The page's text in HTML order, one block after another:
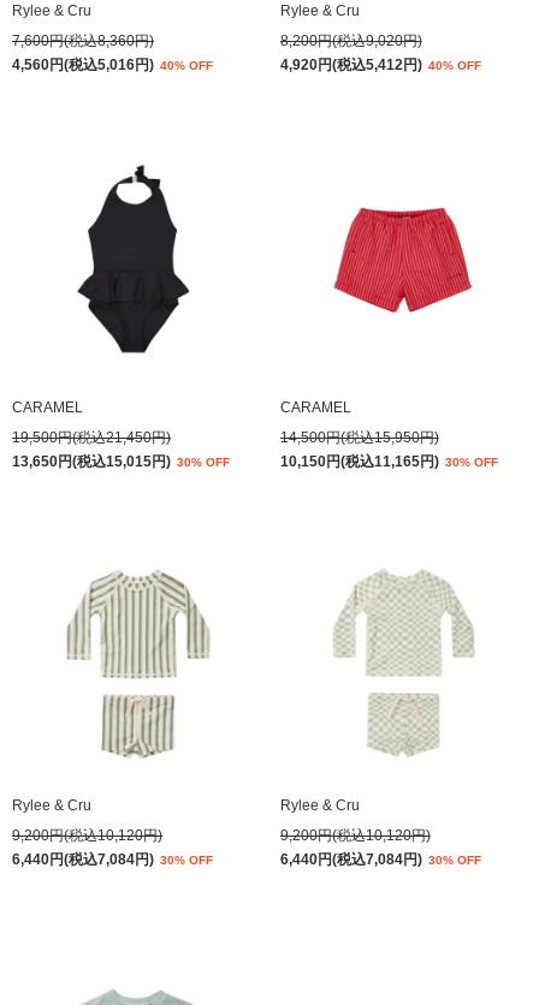
Rylee & Cru
7,600円(税込8,360円)
4,560円(税込5,016円) 40% OFF
Rylee & Cru
8,200円(税込9,020円)
4,920円(税込5,412円) 40% OFF
CARAMEL
19,500円(税込21,450円)
13,650円(税込15,015円) 30% OFF
CARAMEL
14,500円(税込15,950円)
10,150円(税込11,165円) 30% OFF
Rylee & Cru
9,200円(税込10,120円)
6,440円(税込7,084円) 30% OFF
Rylee & Cru
9,200円(税込10,120円)
6,440円(税込7,084円) 30% OFF